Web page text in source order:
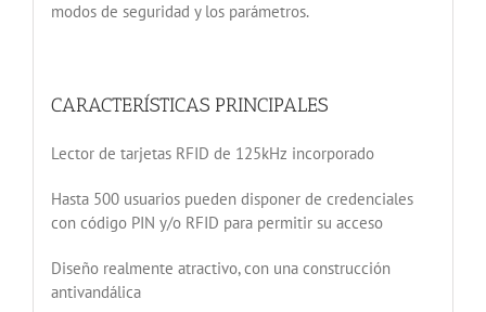
modos de seguridad y los parámetros.
CARACTERÍSTICAS PRINCIPALES
Lector de tarjetas RFID de 125kHz incorporado
Hasta 500 usuarios pueden disponer de credenciales
con código PIN y/o RFID para permitir su acceso
Diseño realmente atractivo, con una construcción
antivandálica